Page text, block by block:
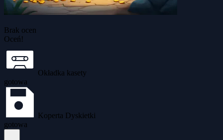
Brak ocen
Oceń!
Okładka kasety
gotowa
Koperta Dyskietki
gotowa